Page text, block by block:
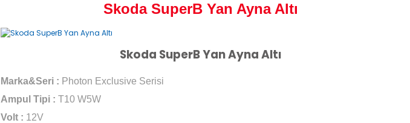
Skoda SuperB Yan Ayna Altı
Skoda SuperB Yan Ayna Altı
Marka&Seri : Photon Exclusive Serisi
Ampul Tipi : T10 W5W
Volt : 12V